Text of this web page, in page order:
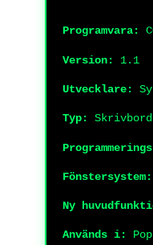
Programvara:
Version: 1.1
Utvecklare:
Typ:
Fönstersystem:
Ny
Används i: